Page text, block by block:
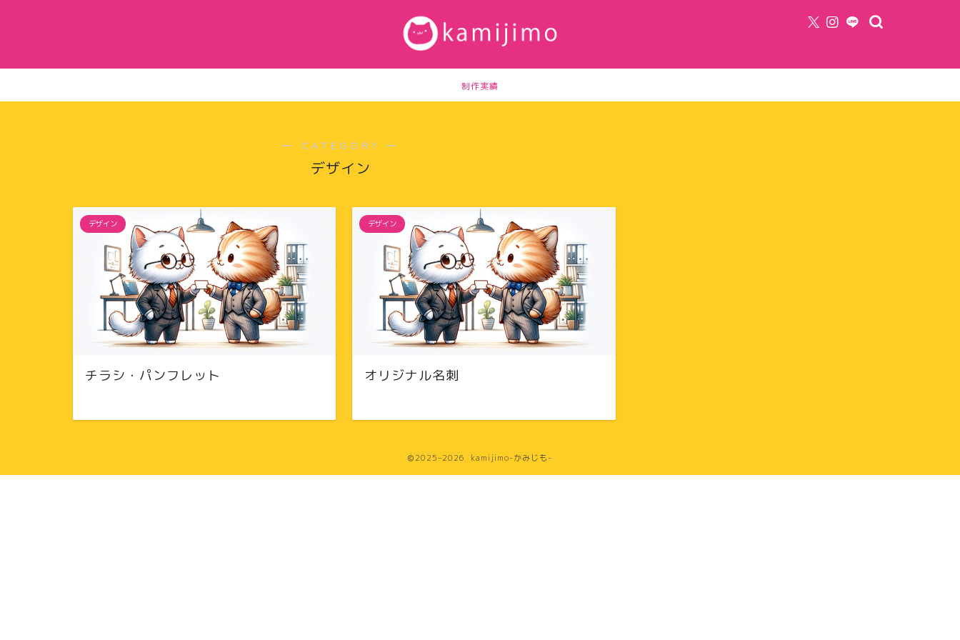
制作実績
― CATEGORY ―
デザイン
デザイン
チラシ・パンフレット
デザイン
オリジナル名刺
2025–2026 kamijimo-かみじも-